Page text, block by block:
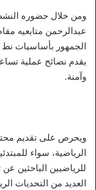
ومن خلال حضوره
عبدالرحمن متابعيه
الجمهور بأساسيات نط
يقدم نصائح عملية
وآمنة.
ويحرص على تقديم
الرياضية، سواء
للرياضيين الباحثين
العديد من التحديات